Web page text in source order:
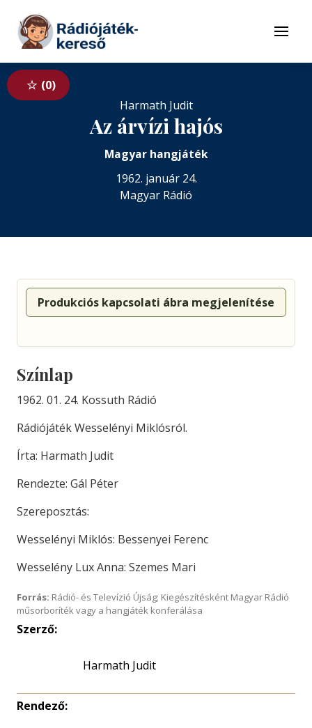
Tovább a tartalomhoz
Menü
0
Harmath Judit
Az árvízi hajós
Magyar hangjáték
1962. január 24.
Magyar Rádió
Produkciós kapcsolati ábra megjelenítése
Színlap
1962. 01. 24. Kossuth Rádió
Rádiójáték Wesselényi Miklósról.
Írta: Harmath Judit
Rendezte: Gál Péter
Szereposztás:
Wesselényi Miklós: Bessenyei Ferenc
Wesselény Lux Anna: Szemes Mari
Forrás: Rádió- és Televízió Újság; Kiegészítésként Magyar Rádió
műsorboríték vagy a hangjáték konferálása
Szerző:
Harmath Judit
Rendező: